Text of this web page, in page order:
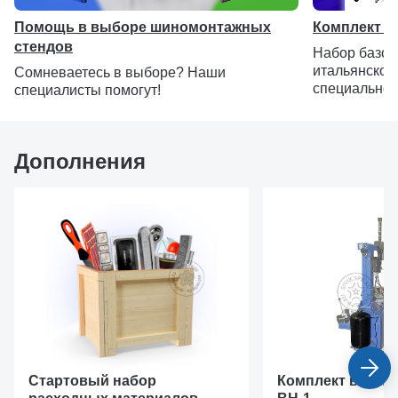
Для отрыва борта шины используется отжимная
лопатка с эргономичной рукояткой и пластиковой
накладкой, которая защищает диск от возможных
Помощь в выборе шиномонтажных
стендов
Сомневаетесь в выборе? Наши
специалисты помогут!
Комплект
Набор
Дополнения
Стартовый набор
Комплект